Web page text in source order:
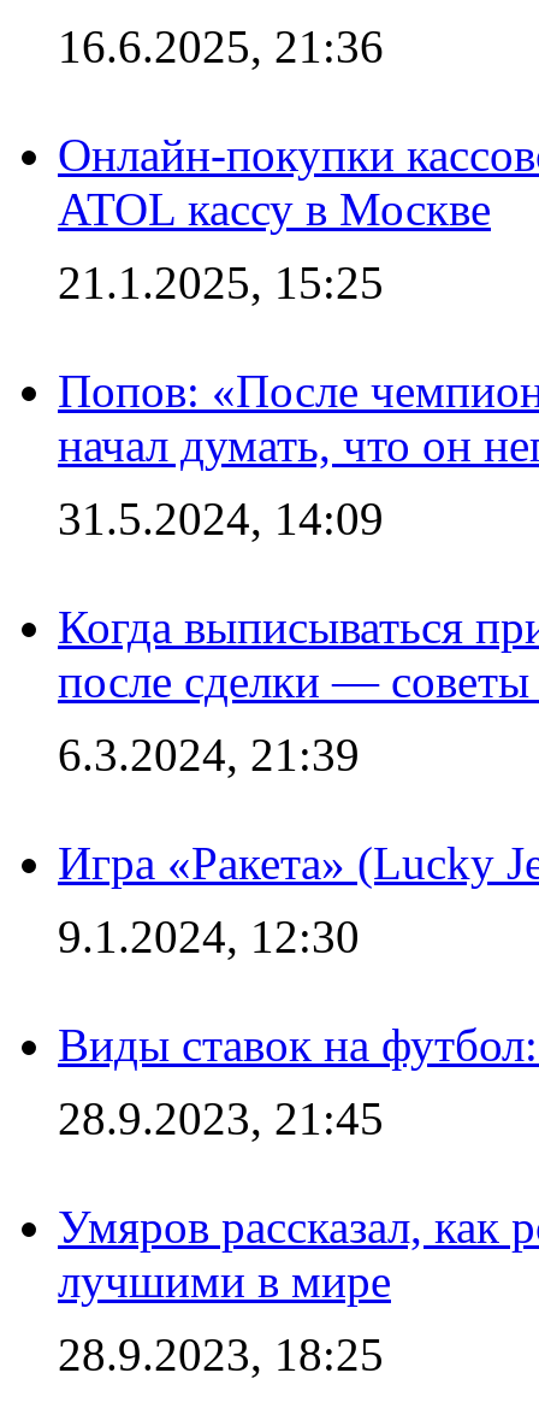
16.6.2025, 21:36
Онлайн-покупки
ATOL кассу в Москве
21.1.2025, 15:25
Попов: «После
начал думать, что он
31.5.2024, 14:09
Когда выписываться
после сделки —
6.3.2024, 21:39
Игра «Ракета» (Lucky
9.1.2024, 12:30
Виды ставок на
28.9.2023, 21:45
Умяров рассказал, как
лучшими в мире
28.9.2023, 18:25